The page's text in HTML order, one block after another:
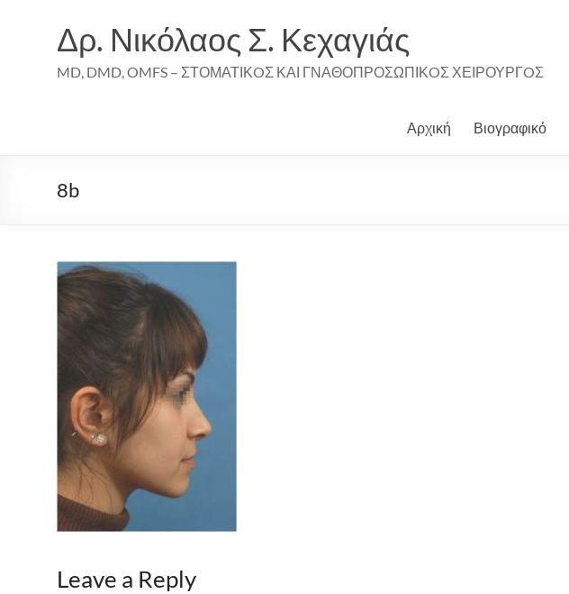
Δρ. Νικόλαος Σ. Κεχαγιάς
MD, DMD, OMFS – ΣΤΟΜΑΤΙΚOΣ ΚΑΙ ΓΝΑΘΟΠΡΟΣΩΠΙΚOΣ ΧΕΙΡΟΥΡΓOΣ
Αρχική Βιογραφικό
8b
Leave a Reply